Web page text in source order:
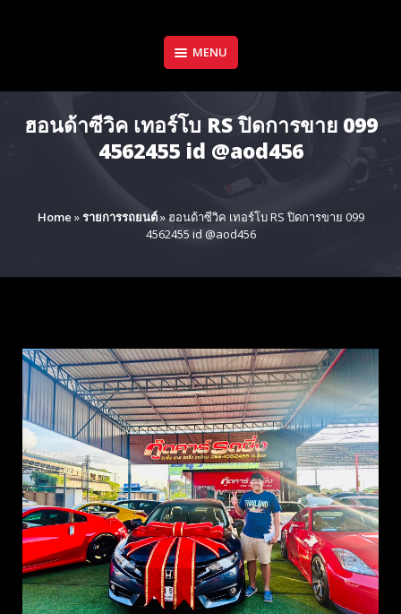
MENU
ฮอนด้าซีวิค เทอร์โบ RS ปิดการขาย 099
4562455 id @aod456
Home »รายการรถยนต์» ฮอนด้าซีวิค เทอร์โบ RS ปิดการขาย 099
4562455 id @aod456